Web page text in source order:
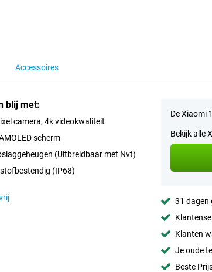
Accessoires
blij met:
camera, 4k videokwaliteit
scherm
(Uitbreidbaar met Nvt)
(IP68)
De Xiaomi
Bekijk alle
31 dagen
Klanten
Je oude
Beste